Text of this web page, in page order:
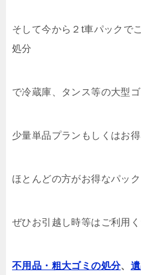
そして今から２t車パックで
処分
で冷蔵庫、タンス等の大型ゴ
少量単品プランもしくはお
ほとんどの方がお得なパッ
ぜひお引越し時等はご利用く
不用品・粗大ゴミの処分、